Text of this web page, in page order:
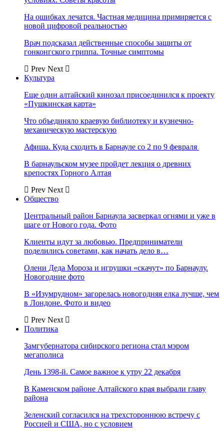
На ошибках лечатся. Частная медицина примиряется с
новой цифровой реальностью
Врач подсказал действенные способы защиты от
гонконгского гриппа. Точные симптомы
Prev Next
Культура
Еще один алтайский кинозал присоединился к проекту
«Пушкинская карта»
Что объединяло краевую библиотеку и кузнечно-
механическую мастерскую
Афиша. Куда сходить в Барнауле со 2 по 9 февраля
В барнаульском музее пройдет лекция о древних
крепостях Горного Алтая
Prev Next
Общество
Центральный район Барнаула засверкал огнями и уже в
шаге от Нового года. Фото
Клиенты идут за любовью. Предприниматели
поделились советами, как начать дело в…
Олени Деда Мороза и игрушки «скачут» по Барнаулу.
Новогодние фото
В «Изумрудном» загорелась новогодняя елка лучше, чем
в Лондоне. Фото и видео
Prev Next
Политика
Замгубернатора сибирского региона стал мэром
мегаполиса
День 1398-й. Самое важное к утру 22 декабря
В Каменском районе Алтайского края выбрали главу
района
Зеленский согласился на трехстороннюю встречу с
Россией и США, но с условием